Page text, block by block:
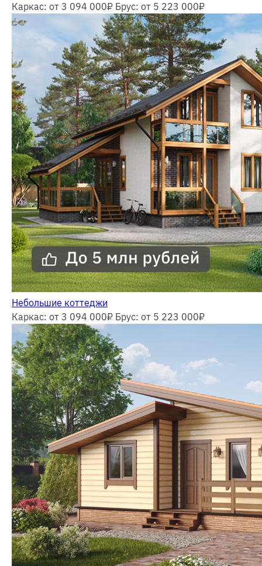
Каркас: от 3 094 000₽ Брус: от 5 223 000₽
Небольшие коттеджи
Каркас: от 3 094 000₽ Брус: от 5 223 000₽